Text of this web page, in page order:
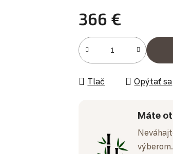
366 €
Jednotková cena:
Tlač Opýtať sa
Máte